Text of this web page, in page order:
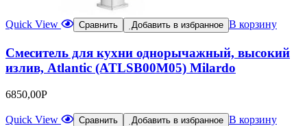
Quick View Сравнить Добавить в избранное В корзину
Смеситель для кухни однорычажный, высокий
излив, Atlantic (ATLSB00M05) Milardo
6850,00Р
Quick View Сравнить Добавить в избранное В корзину